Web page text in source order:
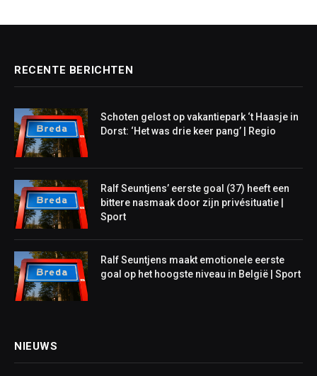
RECENTE BERICHTEN
Schoten gelost op vakantiepark ‘t Haasje in
Dorst: ‘Het was drie keer pang’ | Regio
Ralf Seuntjens’ eerste goal (37) heeft een
bittere nasmaak door zijn privésituatie |
Sport
Ralf Seuntjens maakt emotionele eerste
goal op het hoogste niveau in België | Sport
NIEUWS